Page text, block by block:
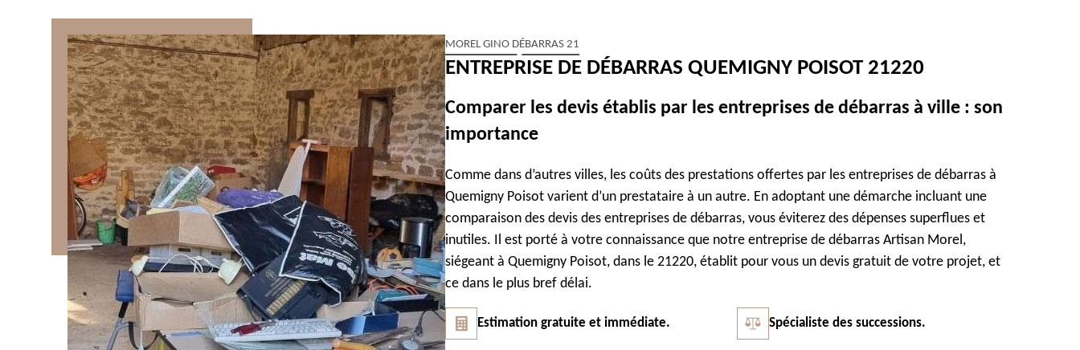
MOREL GINO DÉBARRAS 21
ENTREPRISE DE DÉBARRAS QUEMIGNY POISOT 21220
Comparer les devis établis par les entreprises de débarras à ville : son
importance
Comme dans d’autres villes, les coûts des prestations offertes par les entreprises de débarras à
Quemigny Poisot varient d’un prestataire à un autre. En adoptant une démarche incluant une
comparaison des devis des entreprises de débarras, vous éviterez des dépenses superflues et
inutiles. Il est porté à votre connaissance que notre entreprise de débarras Artisan Morel,
siégeant à Quemigny Poisot, dans le 21220, établit pour vous un devis gratuit de votre projet, et
ce dans le plus bref délai.
Estimation gratuite et immédiate. Spécialiste des successions.